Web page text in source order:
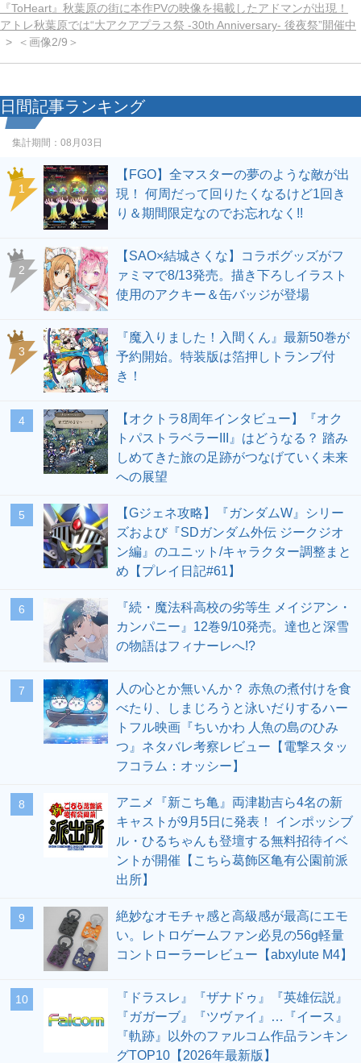
『ToHeart』秋葉原の街に本作PVの映像を掲載したアドマンが出現！
アトレ秋葉原では“大アクアプラス祭 -30th Anniversary- 後夜祭”開催中
＜画像2/9＞
日間記事ランキング
集計期間： 08月03日
1
【FGO】全マスターの夢のような敵が出
現！ 何周だって回りたくなるけど1回き
り＆期間限定なのでお忘れなく!!
2
【SAO×結城さくな】コラボグッズがフ
ァミマで8/13発売。描き下ろしイラスト
使用のアクキー＆缶バッジが登場
3
『魔入りました！入間くん』最新50巻が
予約開始。特装版は箔押しトランプ付
き！
4
【オクトラ8周年インタビュー】『オク
トパストラベラーIII』はどうなる？ 踏み
しめてきた旅の足跡がつなげていく未来
への展望
5
【Gジェネ攻略】『ガンダムW』シリー
ズおよび『SDガンダム外伝 ジークジオ
ン編』のユニット/キャラクター調整まと
め【プレイ日記#61】
6
『続・魔法科高校の劣等生 メイジアン・
カンパニー』12巻9/10発売。達也と深雪
の物語はフィナーレへ!?
7
人の心とか無いんか？ 赤魚の煮付けを食
べたり、しまじろうと泳いだりするハー
トフル映画『ちいかわ 人魚の島のひみ
つ』ネタバレ考察レビュー【電撃スタッ
フコラム：オッシー】
8
アニメ『新こち亀』両津勘吉ら4名の新
キャストが9月5日に発表！ インポッシブ
ル・ひるちゃんも登壇する無料招待イベ
ントが開催【こちら葛飾区亀有公園前派
出所】
9
絶妙なオモチャ感と高級感が最高にエモ
い。レトロゲームファン必見の56g軽量
コントローラーレビュー【abxylute M4】
10
『ドラスレ』『ザナドゥ』『英雄伝説』
『ガガーブ』『ツヴァイ』…『イース』
『軌跡』以外のファルコム作品ランキン
グTOP10【2026年最新版】